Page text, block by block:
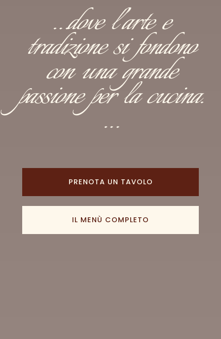
…dove l’arte e
tradizione si fondono
con una grande
passione per la cucina.
…
PRENOTA UN TAVOLO
IL MENÙ COMPLETO